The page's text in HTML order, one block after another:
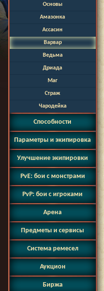
Основы
Амазонка
Ассасин
Варвар
Ведьма
Дриада
Маг
Страж
Чародейка
Способности
Параметры и экипировка
Улучшение экипировки
PvE: бои с монстрами
PvP: бои с игроками
Арена
Предметы и сервисы
Система ремесел
Аукцион
Биржа